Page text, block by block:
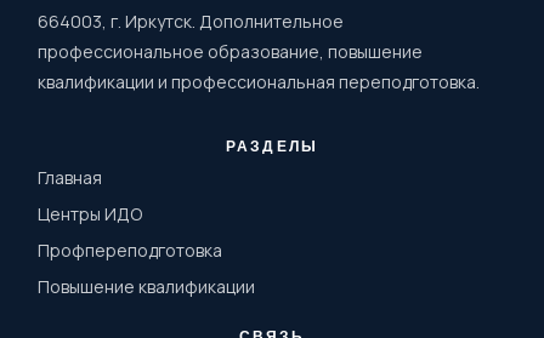
664003, г. Иркутск. Дополнительное
профессиональное образование, повышение
квалификации и профессиональная переподготовка.
РАЗДЕЛЫ
Главная
Центры ИДО
Профпереподготовка
Повышение квалификации